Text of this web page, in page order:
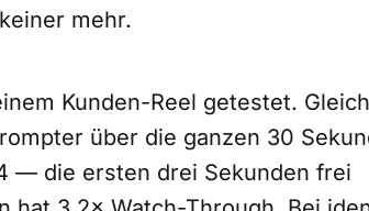
mehr.
Kunden-Reel getestet.
über die ganzen 30
— die ersten drei Sekunden frei